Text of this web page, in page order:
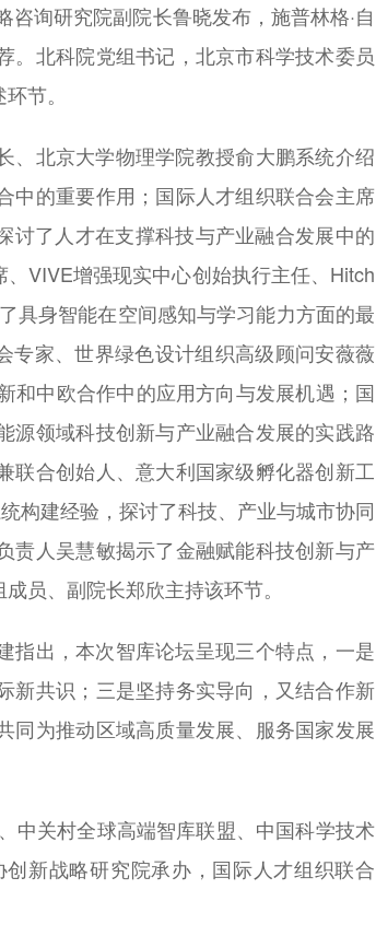
询研究院副院长鲁晓发布，施普林格·自
。北科院党组书记，北京市科学技术委员
节。
、北京大学物理学院教授俞大鹏系统介绍
中的重要作用；国际人才组织联合会主席
讨了人才在支撑科技与产业融合发展中的
VIVE增强现实中心创始执行主任、Hitch
具身智能在空间感知与学习能力方面的最
专家、世界绿色设计组织高级顾问安薇薇
和中欧合作中的应用方向与发展机遇；国
源领域科技创新与产业融合发展的实践路
联合创始人、意大利国家级孵化器创新工
构建经验，探讨了科技、产业与城市协同
责人吴慧敏揭示了金融赋能科技创新与产
员、副院长郑欣主持该环节。
指出，本次智库论坛呈现三个特点，一是
新共识；三是坚持务实导向，又结合作新
同为推动区域高质量发展、服务国家发展
中关村全球高端智库联盟、中国科学技术
新战略研究院承办，国际人才组织联合